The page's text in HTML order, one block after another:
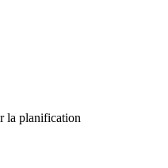
la planification